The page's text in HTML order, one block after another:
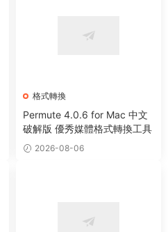
格式轉換
Permute 4.0.6 for Mac 中文
破解版 優秀媒體格式轉換工具
2026-08-06